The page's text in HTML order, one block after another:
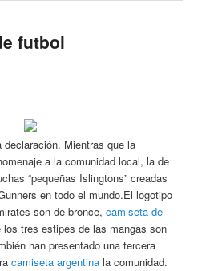
futbol
Mientras que la
a la comunidad local, la de
“pequeñas Islingtons” creadas
en todo el mundo.El logotipo
son de bronce,camiseta de
los tres estipes de las mangas son
han presentado una tercera
camiseta argentina la comunidad.